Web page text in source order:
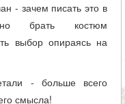
- зачем писать это в
брать костюм
выбор опираясь на
- больше всего
смысла!